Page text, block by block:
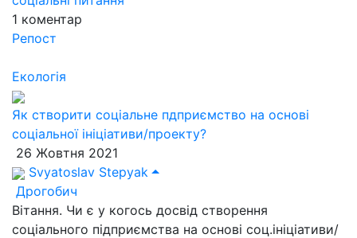
1 коментар
Репост
Екологія
Як створити соціальне пдприємство на основі
соціальної ініціативи/проекту?
26 Жовтня 2021
Svyatoslav Stepyak
Дрогобич
Вітання. Чи є у когось досвід створення
соціального підприємства на основі соц.ініціативи/